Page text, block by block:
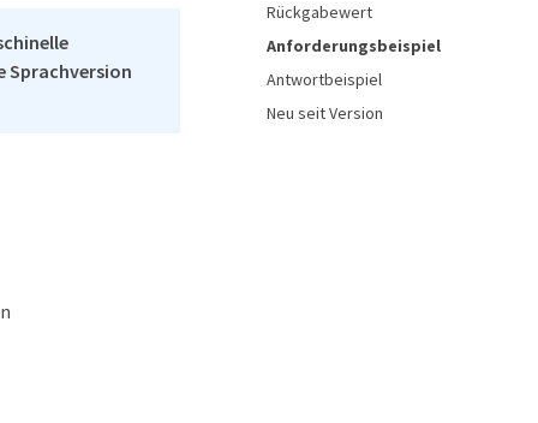
Sprachversion
Rückgabewert
Anforderungsbeispiel
Antwortbeispiel
Neu seit Version